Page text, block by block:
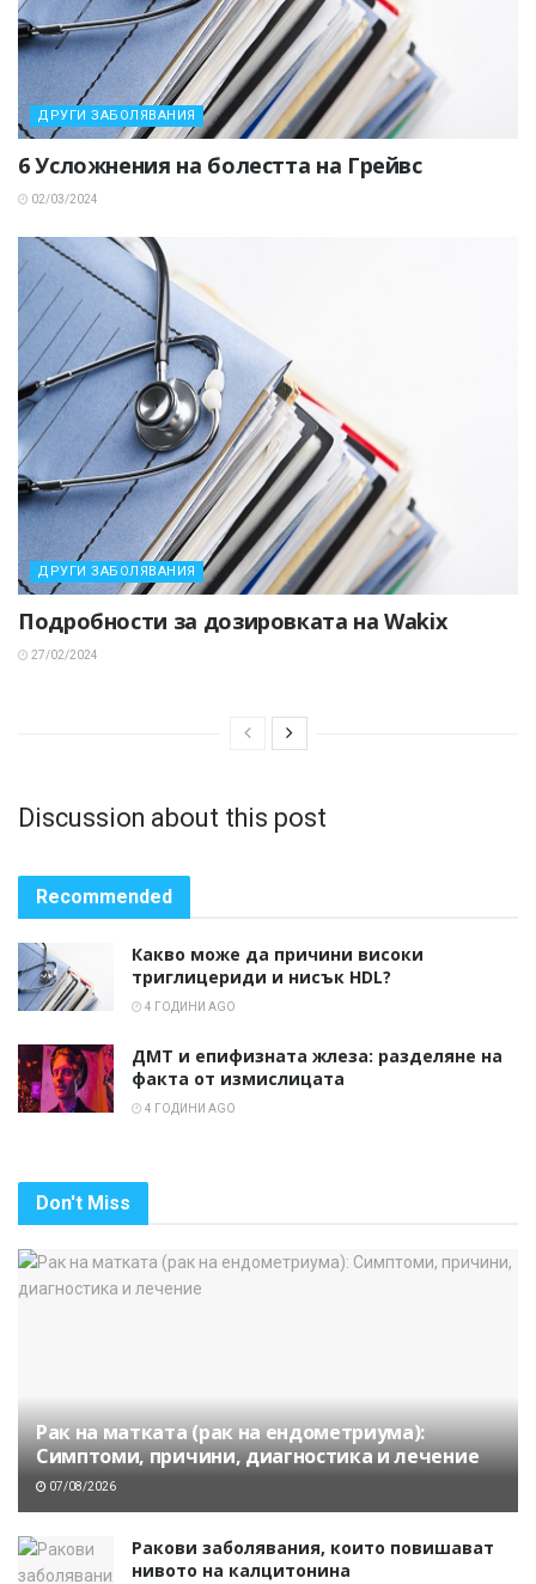
ДРУГИ ЗАБОЛЯВАНИЯ
6 Усложнения на болестта на Грейвс
02/03/2024
ДРУГИ ЗАБОЛЯВАНИЯ
Подробности за дозировката на Wakix
27/02/2024
Discussion about this post
Recommended
Какво може да причини високи
триглицериди и нисък HDL?
4 ГОДИНИ AGO
ДМТ и епифизната жлеза: разделяне на
факта от измислицата
4 ГОДИНИ AGO
Don't Miss
Рак на матката (рак на ендометриума):
Симптоми, причини, диагностика и лечение
07/08/2026
Ракови заболявания, които повишават
нивото на калцитонина